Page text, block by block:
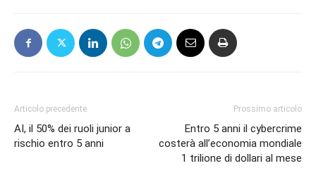
Articolo precedente
AI, il 50% dei ruoli junior a
rischio entro 5 anni
Prossimo articolo
Entro 5 anni il cybercrime
costerà all’economia mondiale
1 trilione di dollari al mese